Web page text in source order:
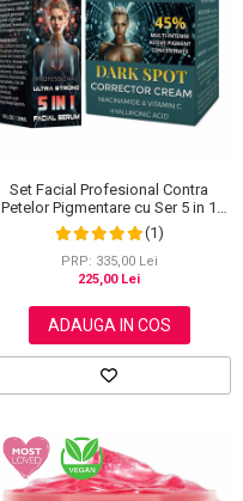
Set Facial Profesional Contra
Petelor Pigmentare cu Ser 5 in 1
Formula Ultra Puternica si Crema
Corectoare cu 45% Concentrat
Activ, NOVA KISS®
(1)
PRP: 335,00 Lei
225,00 Lei
ADAUGA IN COS